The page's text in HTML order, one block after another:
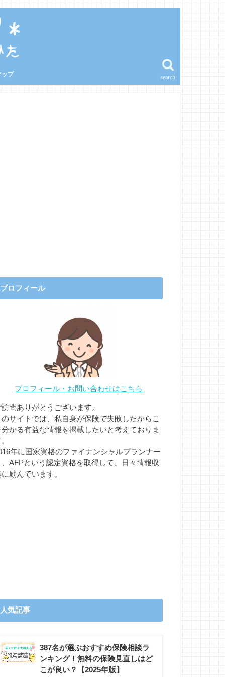
search
ップ
プロフィール
プロフィール・お問い合わせはこちら
訪問ありがとうございます。
のサイトでは、私自身が保険で失敗したからこ
分かる有益な情報を掲載したいと考えておりま
年に国家資格のファイナンシャルプランナー
、AFPという認定資格を取得して、日々情報収
励んでいます。
人気記事
387名が選ぶおすすめ保険相談ラ
ンキング！無料の保険見直しはど
こが良い？【2025年版】